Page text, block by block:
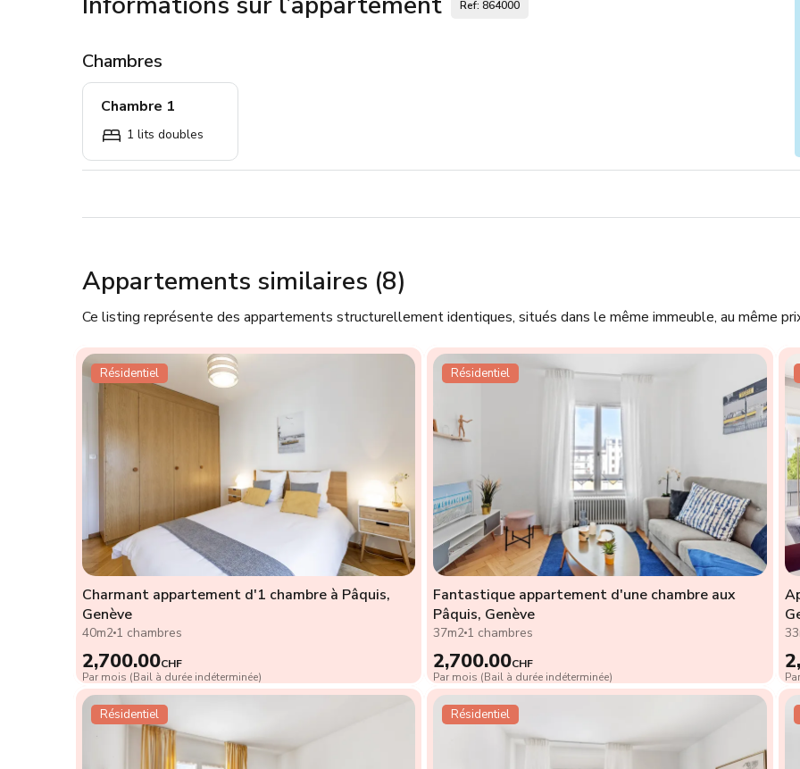
Ref: 864000
Chambres
Chambre 1
1 lits doubles
Appartements similaires (8)
Ce listing représente des appartements structurellement identiques, situés dans le même immeuble, au même
Résidentiel
Charmant appartement d'1 chambre à Pâquis,
Genève
40m2 1 chambres
2,700.00CHF
Par mois (Bail à durée indéterminée)
Résidentiel
Fantastique appartement d'une chambre aux
Pâquis, Genève
37m21 chambres
2,700.00CHF
Par mois (Bail à durée indéterminée)
Résidentiel Résidentiel